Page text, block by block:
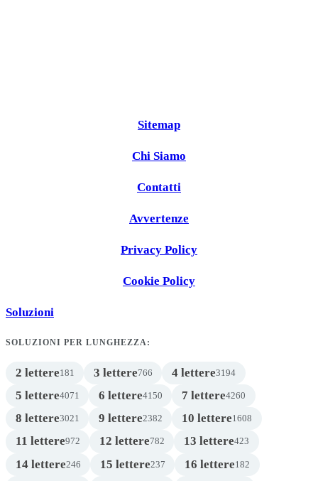
Sitemap
Chi Siamo
Contatti
Avvertenze
Privacy Policy
Cookie Policy
Soluzioni
SOLUZIONI PER LUNGHEZZA:
2 lettere181 3 lettere766 4 lettere3194
5 lettere4071 6 lettere4150 7 lettere4260
8 lettere3021 9 lettere2382 10 lettere1608
11 lettere972 12 lettere782 13 lettere423
14 lettere246 15 lettere237 16 lettere182